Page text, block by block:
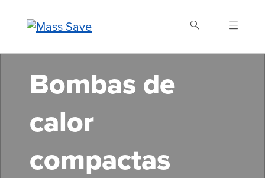
content
Buscar Mass Save
Bombas de
calor
compactas